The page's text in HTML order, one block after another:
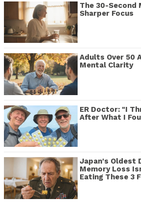
The 30-Second
Sharper Focus
Adults Over 50
Mental Clarity
ER Doctor: "I
After What I
Japan's Oldest
Memory Loss
Eating These 3